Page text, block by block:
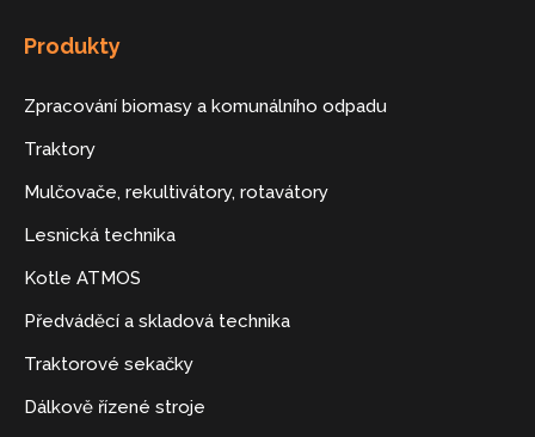
Produkty
Zpracování biomasy a komunálního odpadu
Traktory
Mulčovače, rekultivátory, rotavátory
Lesnická technika
Kotle ATMOS
Předváděcí a skladová technika
Traktorové sekačky
Dálkově řízené stroje